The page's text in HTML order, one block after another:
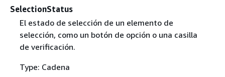
SelectionStatus
El estado de selección de un elemento de
selección, como un botón de opción o una casilla
de verificación.
Type: Cadena